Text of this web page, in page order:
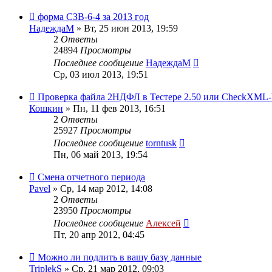
форма СЗВ-6-4 за 2013 год
НадеждаМ » Вт, 25 июн 2013, 19:59
2 Ответы
24894 Просмотры
Последнее сообщение НадеждаМ
Ср, 03 июл 2013, 19:51
Проверка файла 2НДФЛ в Тестере 2.50 или
Кошкин » Пн, 11 фев 2013, 16:51
2 Ответы
25927 Просмотры
Последнее сообщение torntusk
Пн, 06 май 2013, 19:54
Смена отчетного периода
Pavel » Ср, 14 мар 2012, 14:08
2 Ответы
23950 Просмотры
Последнее сообщение Алексей
Пт, 20 апр 2012, 04:45
Можно ли подлить в вашу базу данные
TriplekS » Ср, 21 мар 2012, 09:03